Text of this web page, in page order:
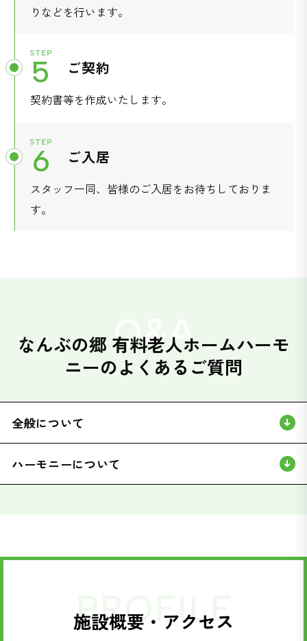
りなどを行います。
STEP
5 ご契約
契約書等を作成いたします。
STEP
6 ご入居
スタッフ一同、皆様のご入居をお待ちしておりま
す。
なんぶの郷 有料老人ホームハーモ
ニーのよくあるご質問
Q&A
全般について
ハーモニーについて
PROFILE
施設概要・アクセス